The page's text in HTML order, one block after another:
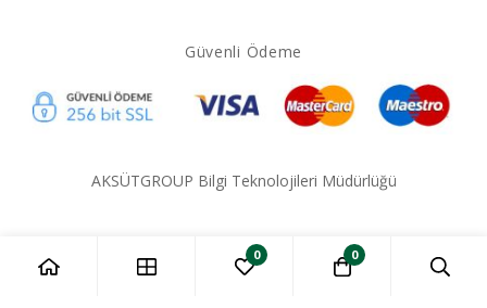
Güvenli Ödeme
AKSÜTGROUP Bilgi Teknolojileri Müdürlüğü
0 0